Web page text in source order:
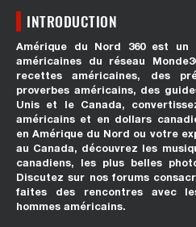
INTRODUCTION
Amérique du Nord 360 est un
américaines du réseau
recettes américaines, des
proverbes américains, des
Unis et le Canada,
américains et en dollars
en Amérique du Nord ou votre
au Canada, découvrez les
canadiens, les plus belles
Discutez sur nos forums
faites des rencontres avec
hommes américains.